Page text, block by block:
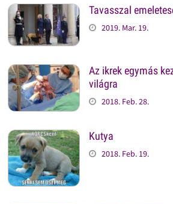
Tavasszal
2019. Mar. 19.
Az ikrek egymás
világra
2018. Feb. 28.
Kutya
2018. Feb. 19.